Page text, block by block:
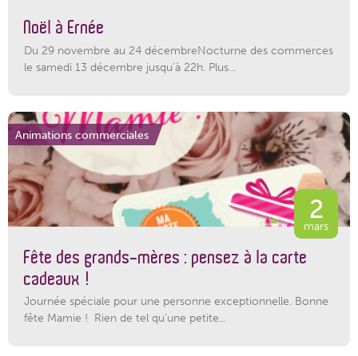
Noël à Ernée
Du 29 novembre au 24 décembreNocturne des commerces
le samedi 13 décembre jusqu’à 22h. Plus...
Animations commerciales
2
mars
Fête des grands-mères : pensez à la carte
cadeaux !
Journée spéciale pour une personne exceptionnelle. Bonne
fête Mamie ! Rien de tel qu’une petite...